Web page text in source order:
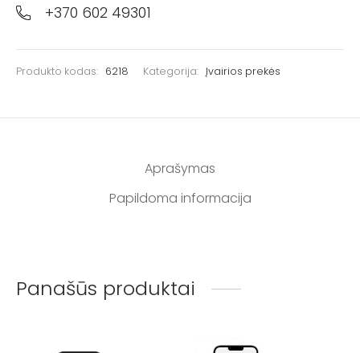
+370 602 49301
Produkto kodas: 6218 Kategorija: Įvairios prekės
Aprašymas
Papildoma informacija
Panašūs produktai